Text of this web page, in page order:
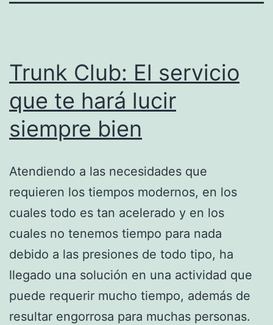
Trunk Club: El servicio
que te hará lucir
siempre bien
Atendiendo a las necesidades que
requieren los tiempos modernos, en los
cuales todo es tan acelerado y en los
cuales no tenemos tiempo para nada
debido a las presiones de todo tipo, ha
llegado una solución en una actividad que
puede requerir mucho tiempo, además de
resultar engorrosa para muchas personas.